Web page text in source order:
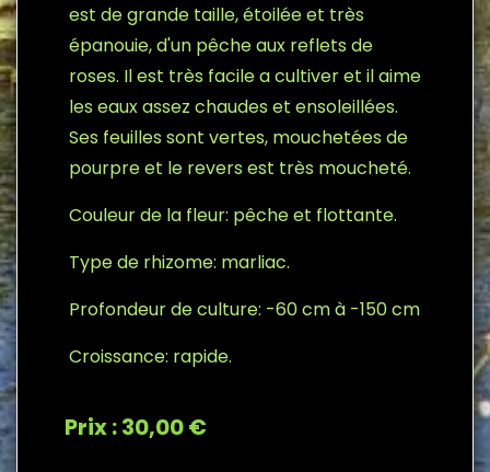
est de grande taille, étoilée et très
épanouie, d'un pêche aux reflets de
roses. Il est très facile a cultiver et il aime
les eaux assez chaudes et ensoleillées.
Ses feuilles sont vertes, mouchetées de
pourpre et le revers est très moucheté.
Couleur de la fleur: pêche et flottante.
Type de rhizome: marliac.
Profondeur de culture: -60 cm à -150 cm
Croissance: rapide.
Prix : 30,00 €